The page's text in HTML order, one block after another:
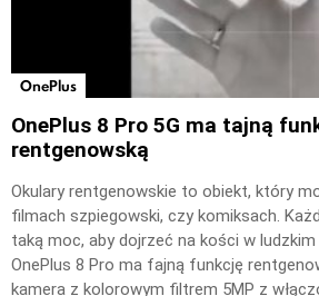
OnePlus
OnePlus 8 Pro 5G ma tajną
rentgenowską
Okulary rentgenowskie to obiekt, który
filmach szpiegowski, czy komiksach.
taką moc, aby dojrzeć na kości w ludzkim
OnePlus 8 Pro ma fajną funkcję
kamera z kolorowym filtrem 5MP z